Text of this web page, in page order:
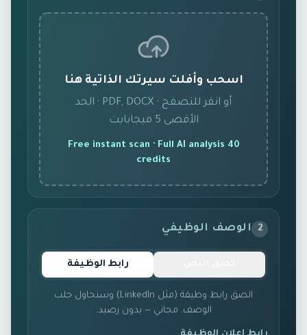
اسحب وأفلت سيرتك الذاتية هنا
أو انقر للتصفح · PDF, DOCX ·
الحد
الأقصى 5 ميجابايت
Free instant scan · Full AI analysis 40
credits
2 الوصف الوظيفي
رابط الوظيفة
الصق رابط وظيفة (مثل LinkedIn) وسنحاول جلب
الوصف. مجاني — بدون رصيد.